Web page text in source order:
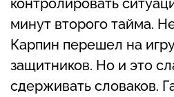
контролировать
минут второго тайма.
Карпин перешел на
защитников. Но и это
сдерживать словаков.